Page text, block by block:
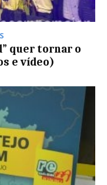
quer tornar o
e vídeo)